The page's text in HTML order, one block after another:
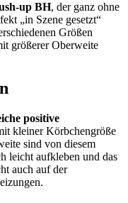
up BH, der ganz ohne
„in Szene gesetzt“
Größen
größerer Oberweite
positive
kleiner Körbchengröße
sind von diesem
leicht aufkleben und das
auch auf der